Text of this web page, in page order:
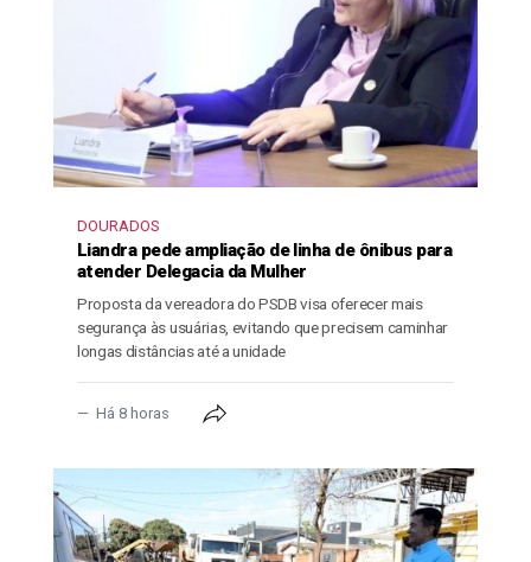
DOURADOS
Liandra pede ampliação de linha de ônibus para
atender Delegacia da Mulher
Proposta da vereadora do PSDB visa oferecer mais
segurança às usuárias, evitando que precisem caminhar
longas distâncias até a unidade
Há 8 horas